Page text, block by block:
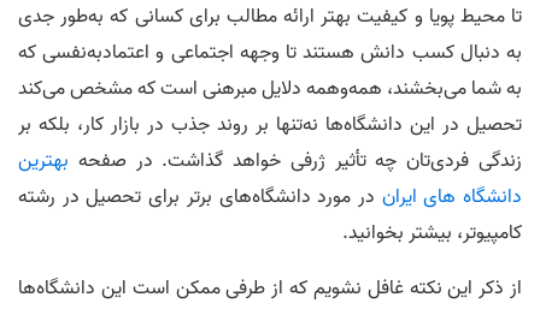
تا محیط پویا و کیفیت بهتر ارائه مطالب برای کسانی که به‌طور جدی
به دنبال کسب دانش هستند تا وجهه اجتماعی و اعتمادبه‌نفسی که
به شما می‌بخشند، همه‌و‌همه دلایل مبرهنی است که مشخص می‌کند
تحصیل در این دانشگاه‌ها نه‌تنها بر روند جذب در بازار کار، بلکه بر
زندگی فردی‌تان چه تأثیر ژرفی خواهد گذاشت. در صفحه بهترین
دانشگاه های ایران در مورد دانشگاه‌های برتر برای تحصیل در رشته
کامپیوتر، بیشتر بخوانید.
از ذکر این نکته غافل نشویم که از طرفی ممکن است این دانشگاه‌ها